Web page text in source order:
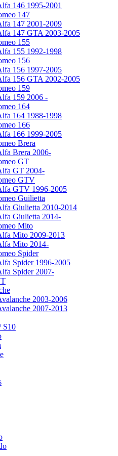
146 1995-2001
147
147 2001-2009
147 GTA 2003-2005
155
155 1992-1998
156
156 1997-2005
156 GTA 2002-2005
159
159 2006 -
164
164 1988-1998
166
166 1999-2005
Brera
Brera 2006-
GT
GT 2004-
GTV
GTV 1996-2005
Guilietta
Giulietta 2010-2014
Giulietta 2014-
Mito
Mito 2009-2013
Mito 2014-
Spider
Spider 1996-2005
Spider 2007-
2003-2006
2007-2013
S10